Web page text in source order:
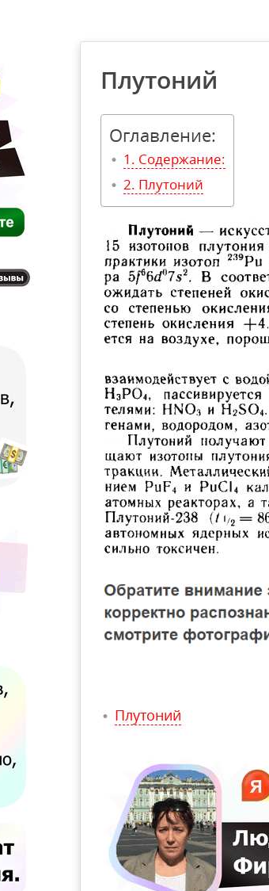
Плутоний
Оглавление:
Содержание:
Плутоний
Плутоний